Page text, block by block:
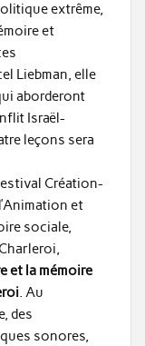
extrême,
et
Liebman, elle
aborderont
Israël-
leçons sera
Création-
et
sociale,
et la mémoire
. Au
des
sonores,